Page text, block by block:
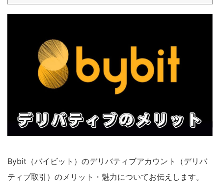
Bybit（バイビット）のデリバティブアカウント（デリバ
ティブ取引）のメリット・魅力についてお伝えします。